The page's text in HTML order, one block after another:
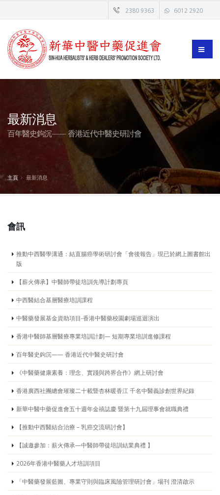
2380 9363 6012 2920
最新消息
百年醫史鉤沉—— 香港近代中醫史研討會
主頁 最新消息
會訊
推動中西醫學溝通：結直腸癌學術研討會「會後報告」現已於網上圖書館出
版
【薪火傳承】中醫師帶徒培訓先導計劃專頁
中西醫結合基層醫療培訓課程
中醫藥發展基金資助項目-香港中醫藥校園劇場巡迴演出
香港中醫師基層醫療專業培訓計劃— 短期專業培訓進修課程
百年醫史鉤沉—— 香港近代中醫史研討會
《中醫藥健康素養：理念、實踐與跨界合作》網上研討會
香港廣西社團總會璀璨二十載暨杏林暖香江 千名中醫義診創世界紀錄
新華中醫中藥促進會五十週年金禧誌慶 暨第十九屆理事會就職典禮
【推動中西醫結合治療 – 乳癌交流研討會】
【誠邀參加：薪火傳承—中醫師帶徒培訓結業典禮 】
2026年香港中醫藥人才培訓項目
「中醫藥發展藍圖、專業守則與臨床風險管理研討會」場刊 澄清啟示